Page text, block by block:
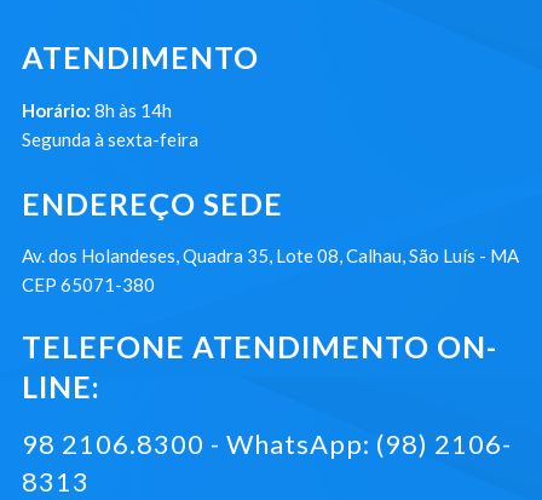
ATENDIMENTO
Horário: 8h às 14h
Segunda à sexta-feira
ENDEREÇO SEDE
Av. dos Holandeses, Quadra 35, Lote 08, Calhau, São Luís - MA
CEP 65071-380
TELEFONE ATENDIMENTO ON-
LINE:
98 2106.8300 - WhatsApp: (98) 2106-
8313